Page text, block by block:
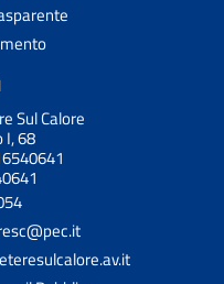
Sul Calore
I, 68